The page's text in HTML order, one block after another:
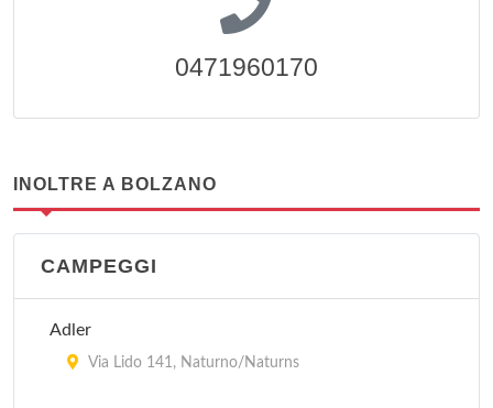
0471960170
INOLTRE A BOLZANO
CAMPEGGI
Adler
Via Lido 141, Naturno/Naturns